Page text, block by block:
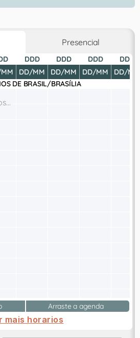
Presencial
DDD
DD/MM
DDD
DD/MM
DDD
DD/MM
DDD
DD/MM
DE BRASIL/BRASÍLIA
Arraste a agenda
mais horarios